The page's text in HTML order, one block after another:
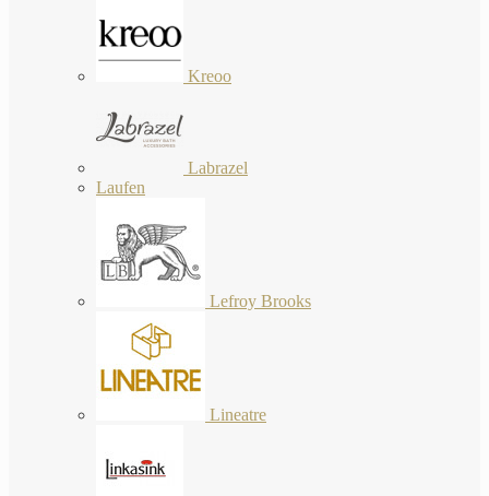
Kreoo
Labrazel
Laufen
Lefroy Brooks
Lineatre